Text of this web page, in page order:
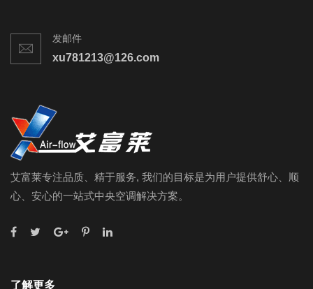
发邮件
xu781213@126.com
艾富莱专注品质、精于服务, 我们的目标是为用户提供舒心、顺
心、安心的一站式中央空调解决方案。
了解更多